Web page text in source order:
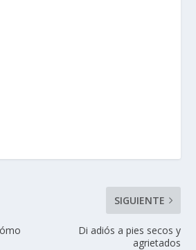
SIGUIENTE
Di adiós a pies secos y
agrietados